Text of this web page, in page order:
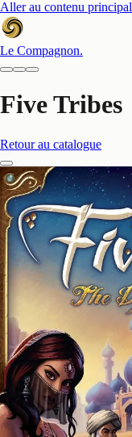
Aller au contenu principal
Le Compagnon.
Five Tribes
Retour au catalogue